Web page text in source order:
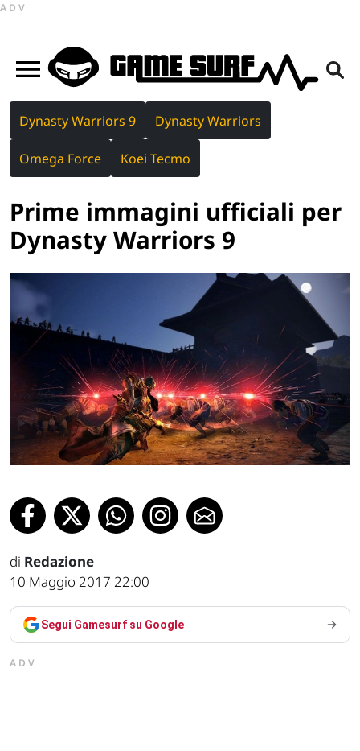
ADV
Dynasty Warriors 9 Dynasty Warriors
Omega Force Koei Tecmo
Prime immagini ufficiali per
Dynasty Warriors 9
di Redazione
10 Maggio 2017 22:00
Segui Gamesurf su Google
ADV